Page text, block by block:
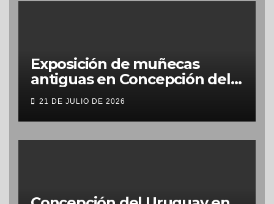
Exposición de muñecas
antiguas en Concepción del
Uruguay
21 DE JULIO DE 2026